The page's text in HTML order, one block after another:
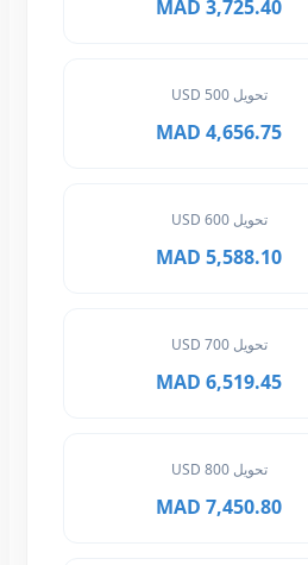
3,725.40 MAD
تحويل 500 USD
4,656.75 MAD
تحويل 600 USD
5,588.10 MAD
تحويل 700 USD
6,519.45 MAD
تحويل 800 USD
7,450.80 MAD